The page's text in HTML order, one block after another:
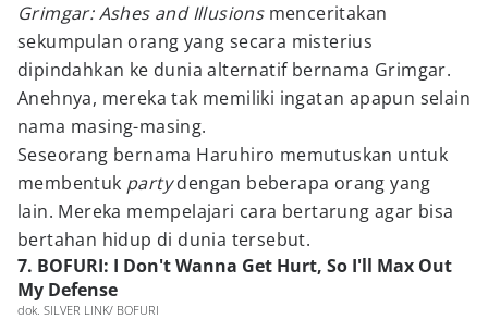
Grimgar: Ashes and Illusions menceritakan
sekumpulan orang yang secara misterius
dipindahkan ke dunia alternatif bernama Grimgar.
Anehnya, mereka tak memiliki ingatan apapun selain
nama masing-masing.
Seseorang bernama Haruhiro memutuskan untuk
membentuk partydengan beberapa orang yang
lain. Mereka mempelajari cara bertarung agar bisa
bertahan hidup di dunia tersebut.
7. BOFURI: I Don't Wanna Get Hurt, So I'll Max Out
My Defense
dok. SILVER LINK/ BOFURI